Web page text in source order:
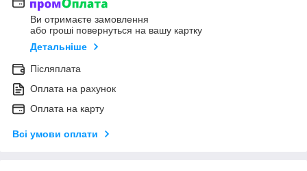
Ви отримаєте замовлення
або гроші повернуться на вашу картку
Детальніше
Післяплата
Оплата на рахунок
Оплата на карту
Всі умови оплати